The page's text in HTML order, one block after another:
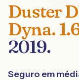
Duster
Dyna.
2019.
Seguro em